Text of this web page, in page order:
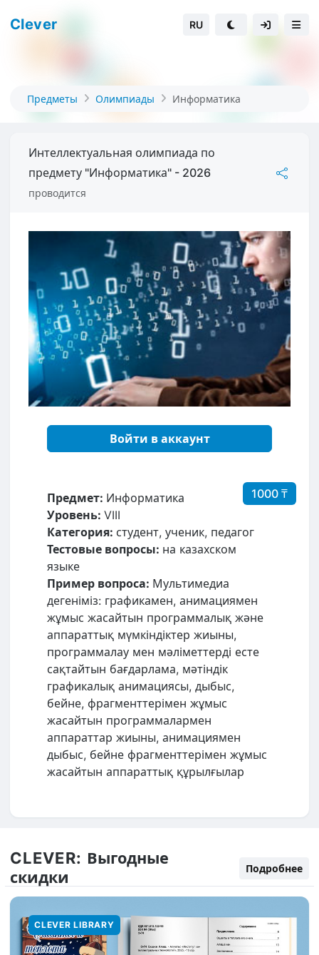
Clever RU
Предметы Олимпиады Информатика
Интеллектуальная олимпиада по
предмету "Информатика" - 2026
проводится
Войти в аккаунт
1000 ₸
Предмет: Информатика
Уровень: VIII
Категория: студент, ученик, педагог
Тестовые вопросы: на казахском
языке
Пример вопроса: Мультимедиа
дегеніміз: графикамен, анимациямен
жұмыс жасайтын программалық және
аппараттық мүмкіндіктер жиыны,
программалау мен мәліметтерді есте
сақтайтын бағдарлама, мәтіндік
графикалық анимациясы, дыбыс,
бейне, фрагменттерімен жұмыс
жасайтын программалармен
аппараттар жиыны, анимациямен
дыбыс, бейне фрагменттерімен жұмыс
жасайтын аппараттық құрылғылар
CLEVER: Выгодные
скидки
Подробнее
CLEVER LIBRARY